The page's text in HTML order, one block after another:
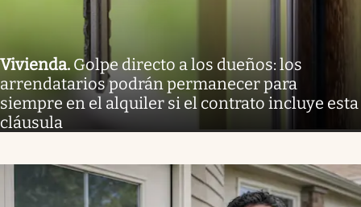
Vivienda. Golpe directo a los dueños: los
arrendatarios podrán permanecer para
siempre en el alquiler si el contrato incluye esta
cláusula